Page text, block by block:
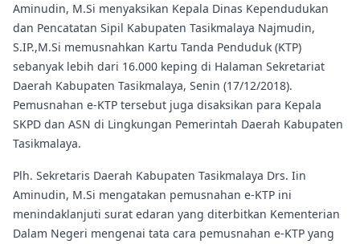
Aminudin, M.Si menyaksikan Kepala Dinas Kependudukan
dan Pencatatan Sipil Kabupaten Tasikmalaya Najmudin,
S.IP.,M.Si memusnahkan Kartu Tanda Penduduk (KTP)
sebanyak lebih dari 16.000 keping di Halaman Sekretariat
Daerah Kabupaten Tasikmalaya, Senin (17/12/2018).
Pemusnahan e-KTP tersebut juga disaksikan para Kepala
SKPD dan ASN di Lingkungan Pemerintah Daerah Kabupaten
Tasikmalaya.
Plh. Sekretaris Daerah Kabupaten Tasikmalaya Drs. Iin
Aminudin, M.Si mengatakan pemusnahan e-KTP ini
menindaklanjuti surat edaran yang diterbitkan Kementerian
Dalam Negeri mengenai tata cara pemusnahan e-KTP yang